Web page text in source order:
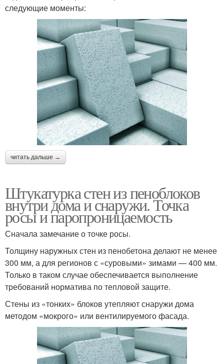
следующие моменты:
читать дальше →
Штукатурка стен из пеноблоков
внутри дома и снаружи. Точка
росы и паропроницаемость
Сначала замечание о точке росы.
Толщину наружных стен из пенобетона делают не менее
300 мм, а для регионов с «суровыми» зимами — 400 мм.
Только в таком случае обеспечивается выполнение
требований норматива по тепловой защите.
Стены из «тонких» блоков утепляют снаружи дома
методом «мокрого» или вентилируемого фасада.